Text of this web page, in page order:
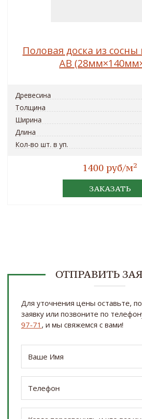
Половая доска из сосны
АВ
Древесина
Толщина
Ширина
Длина
Кол-во шт. в уп.
1400 руб/м2
ЗАКАЗАТЬ
ОТПРАВИТЬ
Для уточнения цены оставьте,
заявку или позвоните по
97-71 , и мы свяжемся с вами!